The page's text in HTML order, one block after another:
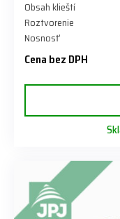
Obsah klieští
Roztvorenie
Nosnosť
Cena bez DPH